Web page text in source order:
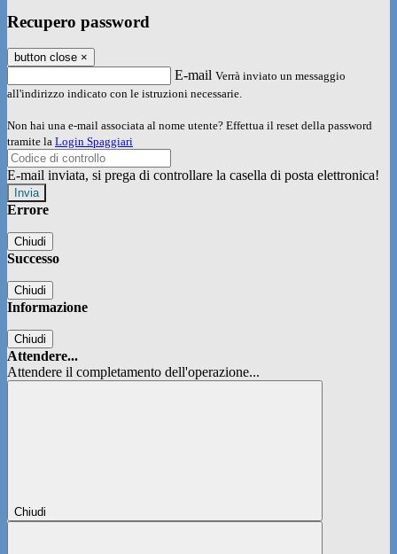
Recupero password
button close ×
E-mail Verrà inviato un messaggio
all'indirizzo indicato con le istruzioni necessarie.
Non hai una e-mail associata al nome utente? Effettua il reset della password
tramite la Login Spaggiari
E-mail inviata, si prega di controllare la casella di posta elettronica!
Errore
Chiudi
Successo
Chiudi
Informazione
Chiudi
Attendere...
Attendere il completamento dell'operazione...
Chiudi